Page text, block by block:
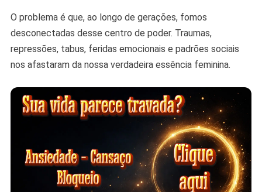
O problema é que, ao longo de gerações, fomos
desconectadas desse centro de poder. Traumas,
repressões, tabus, feridas emocionais e padrões sociais
nos afastaram da nossa verdadeira essência feminina.